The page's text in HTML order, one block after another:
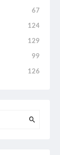
67
124
129
99
126